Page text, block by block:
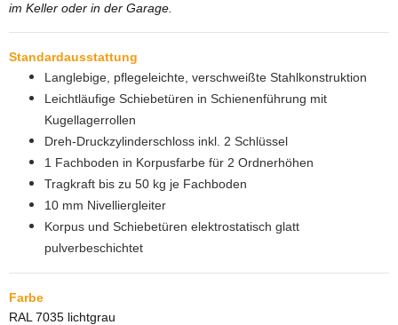
im Keller oder in der Garage.
Standardausstattung
Langlebige, pflegeleichte, verschweißte Stahlkonstruktion
Leichtläufige Schiebetüren in Schienenführung mit
Kugellagerrollen
Dreh-Druckzylinderschloss inkl. 2 Schlüssel
1 Fachboden in Korpusfarbe für 2 Ordnerhöhen
Tragkraft bis zu 50 kg je Fachboden
10 mm Nivelliergleiter
Korpus und Schiebetüren elektrostatisch glatt
pulverbeschichtet
Farbe
RAL 7035 lichtgrau